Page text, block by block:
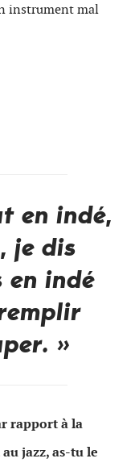
instrument mal
en indé,
je dis
en indé
»
rapport à la
jazz, as-tu le